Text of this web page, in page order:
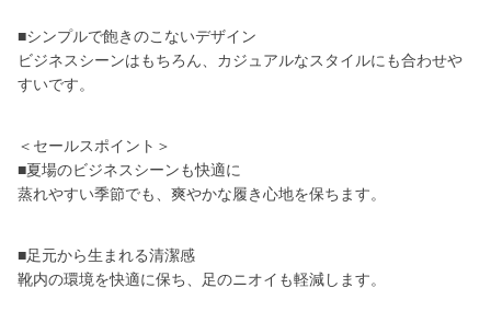
■シンプルで飽きのこないデザイン
ビジネスシーンはもちろん、カジュアルなスタイルにも合わせや
すいです。
＜セールスポイント＞
■夏場のビジネスシーンも快適に
蒸れやすい季節でも、爽やかな履き心地を保ちます。
■足元から生まれる清潔感
靴内の環境を快適に保ち、足のニオイも軽減します。